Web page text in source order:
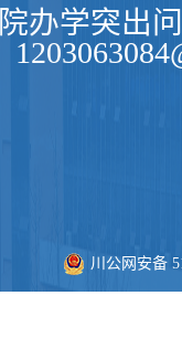
办学突出
川公网安备